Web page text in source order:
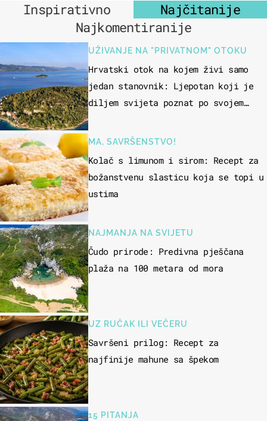
Inspirativno
Najčitanije
Najkomentiranije
UŽIVANJE NA "PRIVATNOM" OTOKU
Hrvatski otok na kojem živi samo
jedan stanovnik: Ljepotan koji je
diljem svijeta poznat po svojem
MA, SAVRŠENSTVO!
Kolač s limunom i sirom: Recept za
božanstvenu slasticu koja se topi u
ustima
NAJMANJA NA SVIJETU
Čudo prirode: Predivna pješčana
plaža na 100 metara od mora
UZ RUČAK ILI VEČERU
Savršeni prilog: Recept za
najfinije mahune sa špekom
15 PITANJA